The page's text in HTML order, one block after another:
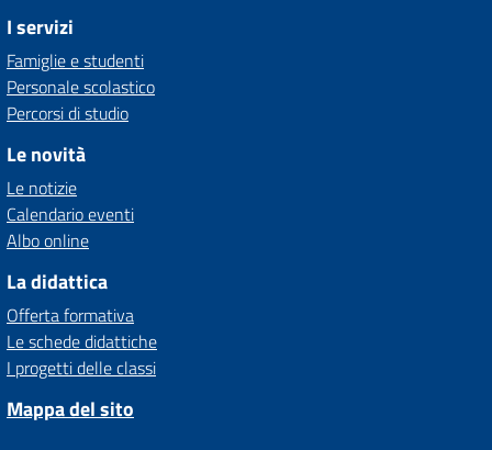
I servizi
Famiglie e studenti
Personale scolastico
Percorsi di studio
Le novità
Le notizie
Calendario eventi
Albo online
La didattica
Offerta formativa
Le schede didattiche
I progetti delle classi
Mappa del sito